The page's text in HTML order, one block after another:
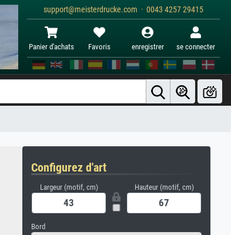
support@meisterdrucke.com · 0043 4257 29415
Panier d'achats Favoris enregistrer se connecter
Configurez d'art
Largeur (motif, cm) Hauteur (motif, cm)
Bord